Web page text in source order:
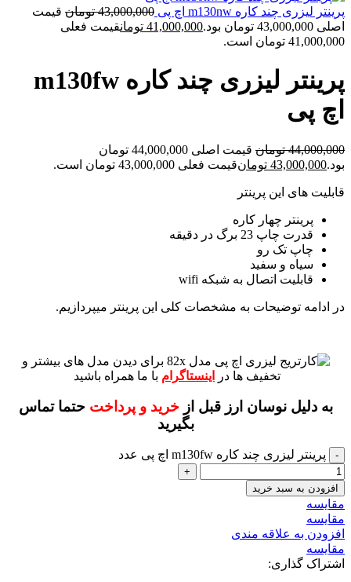
پرینتر لیزری چند کاره m130nw اچ پی 43,000,000 تومان قیمت
اصلی 43,000,000 تومان بود.
41,000,000 تومانقیمت فعلی
41,000,000 تومان است.
پرینتر لیزری چند کاره m130fw
اچ پی
44,000,000 تومان
قیمت اصلی 44,000,000 تومان
بود.43,000,000 تومانقیمت فعلی 43,000,000 تومان است.
قابلیت های این پرینتر
پرینتر چهار کاره
قدرت چاپ 23 برگ در دقیقه
چاپ تک رو
سیاه و سفید
قابلیت اتصال به شبکه wifi
در ادامه توضیحات به مشخصات کلی این پرینتر میپردازیم.
برای دیدن مدل های بیشتر و
تخفیف ها در
اینستاگرام با ما همراه باشید
به دلیل نوسان ارز قبل از خرید و پرداختحتما تماس
بگیرید
پرینتر لیزری چند کاره m130fw اچ پی عدد
افزودن به سبد خرید
مقايسه
مقایسه
افزودن به علاقه مندی
مقایسه
اشتراک گذاری: